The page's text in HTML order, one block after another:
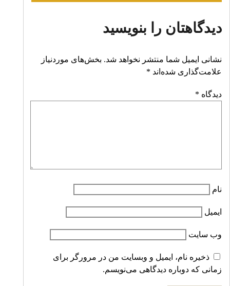
دیدگاهتان را بنویسید
نشانی ایمیل شما منتشر نخواهد شد. بخش‌های موردنیاز
علامت‌گذاری شده‌اند *
دیدگاه *
نام
ایمیل
وب‌ سایت
ذخیره نام، ایمیل و وبسایت من در مرورگر برای
زمانی که دوباره دیدگاهی می‌نویسم.